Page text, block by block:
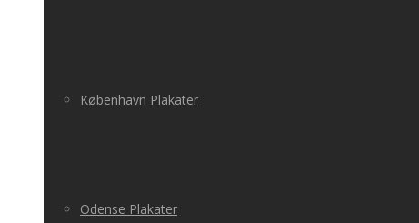
København Plakater
Odense Plakater